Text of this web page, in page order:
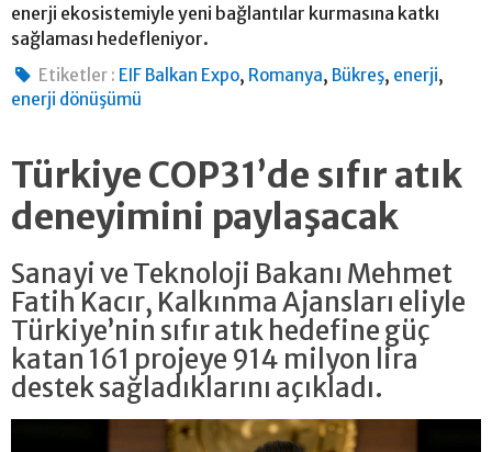
enerji ekosistemiyle yeni bağlantılar kurmasına katkı
sağlaması hedefleniyor.
Etiketler : EIF Balkan Expo, Romanya, Bükreş, enerji,
enerji dönüşümü
Türkiye COP31’de sıfır atık
deneyimini paylaşacak
Sanayi ve Teknoloji Bakanı Mehmet
Fatih Kacır, Kalkınma Ajansları eliyle
Türkiye’nin sıfır atık hedefine güç
katan 161 projeye 914 milyon lira
destek sağladıklarını açıkladı.